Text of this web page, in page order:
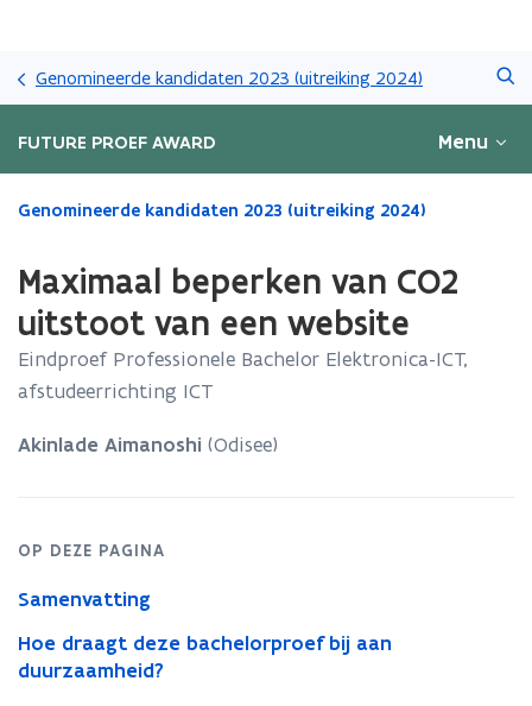
en
naar
gaan
Genomineerde kandidaten 2023 (uitreiking 2024)
FUTURE PROEF AWARD Menu
Gedaan
bevindt
zich
op:
Maximaal
van
CO2
website
Genomineerde kandidaten 2023 (uitreiking 2024)
Maximaal beperken van CO2
uitstoot van een website
Eindproef Professionele Bachelor Elektronica-ICT,
afstudeerrichting ICT
Akinlade Aimanoshi (Odisee)
OP DEZE PAGINA
Samenvatting
Hoe draagt deze bachelorproef bij aan
duurzaamheid?